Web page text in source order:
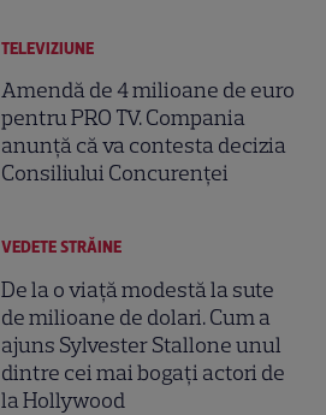
TELEVIZIUNE
Amendă de 4 milioane de euro
pentru PRO TV. Compania
anunță că va contesta decizia
Consiliului Concurenței
VEDETE STRĂINE
De la o viață modestă la sute
de milioane de dolari. Cum a
ajuns Sylvester Stallone unul
dintre cei mai bogați actori de
la Hollywood